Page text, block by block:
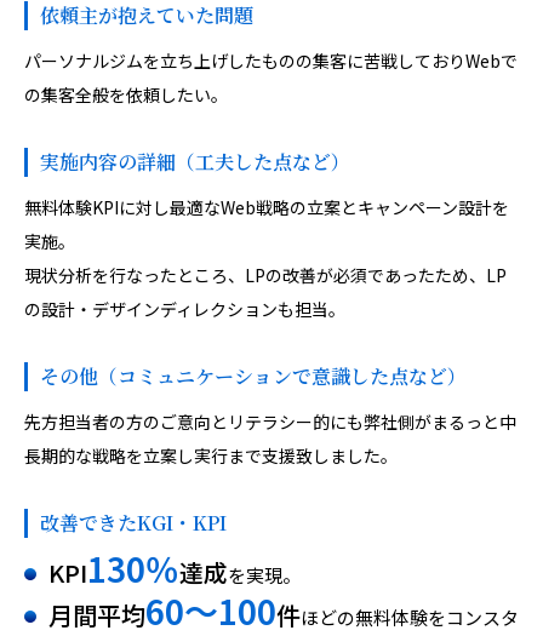
依頼主が抱えていた問題
パーソナルジムを立ち上げしたものの集客に苦戦しておりWebで
の集客全般を依頼したい。
実施内容の詳細（工夫した点など）
無料体験KPIに対し最適なWeb戦略の立案とキャンペーン設計を
実施。
現状分析を行なったところ、LPの改善が必須であったため、LP
の設計・デザインディレクションも担当。
その他（コミュニケーションで意識した点など）
先方担当者の方のご意向とリテラシー的にも弊社側がまるっと中
長期的な戦略を立案し実行まで支援致しました。
改善できたKGI・KPI
KPI130％達成を実現。
月間平均60〜100件ほどの無料体験をコンスタ